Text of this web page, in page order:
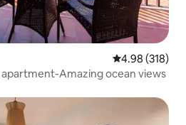
4.98 out of 5
4.98 (318)
Amazing ocean views